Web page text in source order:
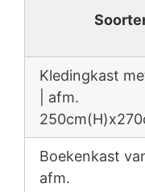
Kledingkast
| afm.
Boekenkast
afm.